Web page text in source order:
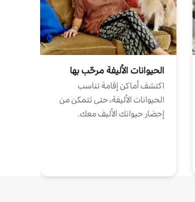
الحيوانات الأليفة مرحّب بها
اكتشف أماكن إقامة تناسب
الحيوانات الأليفة، حتى تتمكن من
إحضار حيوانك الأليف معك.